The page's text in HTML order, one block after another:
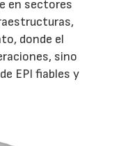
en sectores
donde el
sino
EPI fiables y